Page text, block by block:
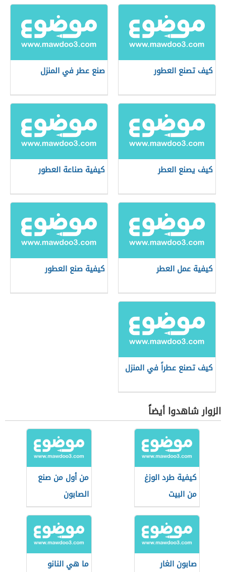
كيف تصنع العطور صنع عطر في المنزل
كيف يصنع العطر كيفية صناعة العطور
كيفية عمل العطر كيفية صنع العطور
كيف تصنع عطراً في المنزل
الزوار شاهدوا أيضاً
كيفية طرد الوزغ
من البيت
من أول من صنع
الصابون
صابون الغار
ما هي النانو